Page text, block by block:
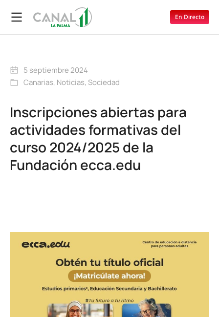
En Directo
5 septiembre 2024
Canarias, Noticias, Sociedad
Inscripciones abiertas para
actividades formativas del
curso 2024/2025 de la
Fundación ecca.edu